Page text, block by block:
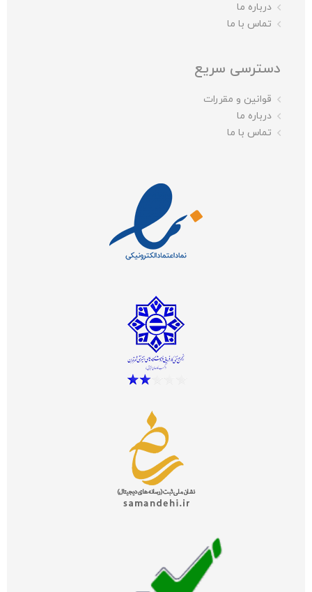
درباره ما
تماس با ما
دسترسی سریع
قوانین و مقررات
درباره ما
تماس با ما